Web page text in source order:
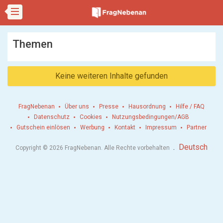
Themen
Keine weiteren Inhalte gefunden
FragNebenan Über uns Presse Hausordnung
Hilfe / FAQ
Datenschutz
Cookies
Nutzungsbedingungen/AGB
Gutschein einlösen
Werbung Kontakt Impressum Partner
Copyright © 2026 FragNebenan. Alle Rechte vorbehalten . Deutsch